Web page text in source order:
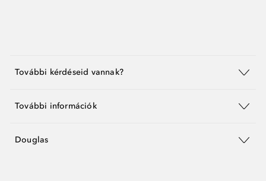
További kérdéseid vannak?
További információk
Douglas